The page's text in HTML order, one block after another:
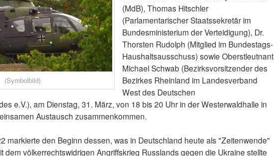
(Symbolbild)
(MdB), Thomas Hitschler
(Parlamentarischer Staatssekretär im
Bundesministerium der Verteidigung), Dr.
Thorsten Rudolph (Mitglied im Bundestags-
Haushaltsausschuss) sowie Oberstleutnant
Michael Schwab (Bezirksvorsitzender des
Bezirkes Rheinland im Landesverband
West des Deutschen
e.V.), am Dienstag, 31. März, von 18 bis 20 Uhr in der Westerwaldhalle in
Austausch zusammenkommen.
markierte den Beginn dessen, was in Deutschland heute als "Zeitenwende"
dem völkerrechtswidrigen Angriffskrieg Russlands gegen die Ukraine stellte